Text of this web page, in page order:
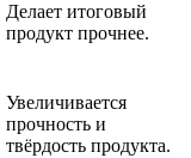
Делает итоговый
продукт прочнее.
Увеличивается
прочность и
твёрдость продукта.